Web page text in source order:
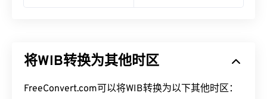
将WIB转换为其他时区
FreeConvert.com可以将WIB转换为以下其他时区：